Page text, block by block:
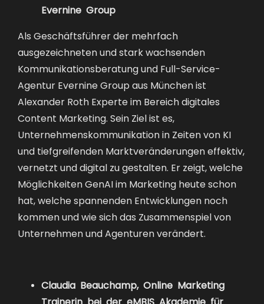
Evernine Group
Als Geschäftsführer der mehrfach
ausgezeichneten und stark wachsenden
Kommunikationsberatung und Full-Service-
Agentur Evernine Group aus München ist
Alexander Roth Experte im Bereich digitales
Content Marketing. Sein Ziel ist es,
Unternehmenskommunikation in Zeiten von KI
und tiefgreifenden Marktveränderungen effektiv,
vernetzt und digital zu gestalten. Er zeigt, welche
Möglichkeiten GenAI im Marketing heute schon
hat, welche spannenden Entwicklungen noch
kommen und wie sich das Zusammenspiel von
Unternehmen und Agenturen verändert.
Claudia Beauchamp, Online Marketing
Trainerin bei der eMBIS Akademie für